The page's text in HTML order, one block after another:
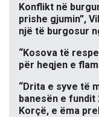
Konflikt në
prishe gjumin”,
një të burgosur
“Kosova të
për heqjen e
“Drita e syve të
banesën e fundit
Korçë, e ëma